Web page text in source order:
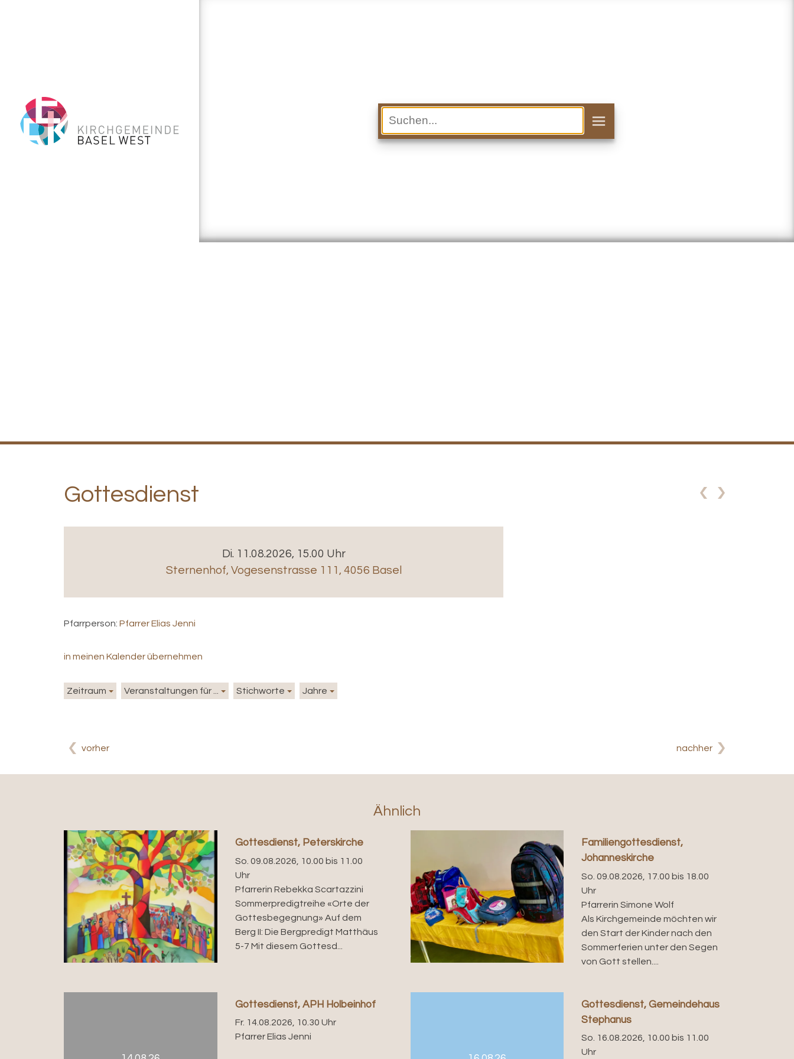
Gottesdienst
Di. 11.08.2026, 15.00 Uhr
Sternenhof, Vogesenstrasse 111, 4056 Basel
Pfarrperson: Pfarrer Elias Jenni
in meinen Kalender übernehmen
Zeitraum Veranstaltungen für ... Stichworte Jahre
vorher nachher
Ähnlich
Gottesdienst, Peterskirche
So. 09.08.2026, 10.00 bis 11.00
Uhr
Pfarrerin Rebekka Scartazzini
Sommerpredigtreihe «Orte der
Gottesbegegnung» Auf dem
Berg II: Die Bergpredigt Matthäus
5-7 Mit diesem Gottesd...
Familiengottesdienst,
Johanneskirche
So. 09.08.2026, 17.00 bis 18.00
Uhr
Pfarrerin Simone Wolf
Als Kirchgemeinde möchten wir
den Start der Kinder nach den
Sommerferien unter den Segen
von Gott stellen....
Gottesdienst, APH Holbeinhof
Fr. 14.08.2026, 10.30 Uhr
Pfarrer Elias Jenni
Gottesdienst, Gemeindehaus
Stephanus
So. 16.08.2026, 10.00 bis 11.00
Uhr